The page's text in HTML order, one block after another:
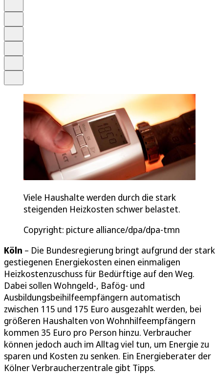
Viele Haushalte werden durch die stark
steigenden Heizkosten schwer belastet.
Copyright: picture alliance/dpa/dpa-tmn
Köln – Die Bundesregierung bringt aufgrund der stark
gestiegenen Energiekosten einen einmaligen
Heizkostenzuschuss für Bedürftige auf den Weg.
Dabei sollen Wohngeld-, Bafög- und
Ausbildungsbeihilfeempfängern automatisch
zwischen 115 und 175 Euro ausgezahlt werden, bei
größeren Haushalten von Wohnhilfeempfängern
kommen 35 Euro pro Person hinzu. Verbraucher
können jedoch auch im Alltag viel tun, um Energie zu
sparen und Kosten zu senken. Ein Energieberater der
Kölner Verbraucherzentrale gibt Tipps.